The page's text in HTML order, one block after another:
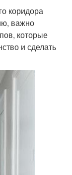
коридора
важно
которые
и сделать